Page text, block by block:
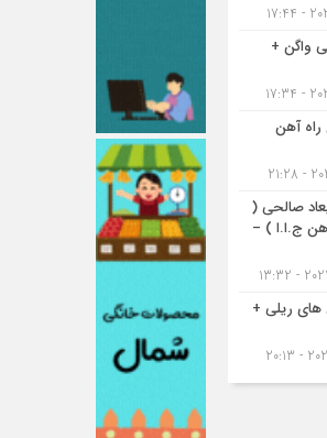
واگن +
راه آهن
صالحی (
ج.ا.ا ) –
های ریلی +